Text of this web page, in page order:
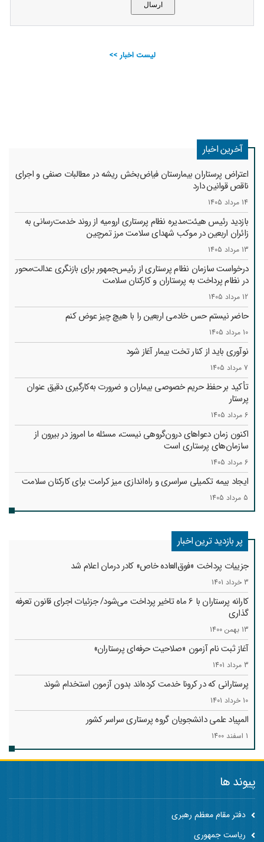
لیست اخبار >>
آخرین اخبار
اعتراض پرستاران بیمارستان فیاض‌بخش ریشه در مطالبات صنفی و اجرای
ناقص قوانین دارد
14 مرداد 1405
بازدید رئیس هیئت‌مدیره نظام پرستاری ارومیه از روند خدمت‌رسانی به
زائران اربعین در موکب شهدای سلامت مرز تمرچین
13 مرداد 1405
درخواست سازمان نظام پرستاری از رئیس‌جمهور برای بازنگری عدالت‌محور
در نظام پرداخت به پرستاران و کارکنان سلامت
12 مرداد 1405
حاضر نیستم حس خادمی اربعین را با هیچ چیز عوض کنم
10 مرداد 1405
نوآوری باید از کنار تخت بیمار آغاز شود
7 مرداد 1405
تأکید بر حفظ حریم خصوصی بیماران و ضرورت به‌کارگیری دقیق عنوان
پرستار
6 مرداد 1405
اکنون زمان دعواهای درون‌گروهی نیست، مسئله ما امروز در بیرون از
سازمان‌های پرستاری است
6 مرداد 1405
ایجاد بیمه تکمیلی سراسری و راه‌اندازی میز کرامت برای کارکنان سلامت
5 مرداد 1405
پر بازدید ترین اخبار
جزییات پرداخت «فوق‌العاده خاص» کادر درمان اعلام شد
3 خرداد 1401
کارانه‌ پرستاران با 6 ماه تاخیر پرداخت می‌شود/ جزئیات اجرای قانون تعرفه
گذاری
13 بهمن 1400
آغاز ثبت نام آزمون «صلاحیت حرفه‌ای پرستاران»
3 مرداد 1401
پرستارانی که در کرونا خدمت کرد‌ه‌اند بدون آزمون استخدام شوند
10 خرداد 1401
المپیاد علمی دانشجویان گروه پرستاری سراسر کشور
1 اسفند 1400
پیوند ها
دفتر مقام معظم رهبری
ریاست جمهوری